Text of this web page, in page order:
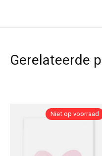
Gerelateerde
Niet op voorraad